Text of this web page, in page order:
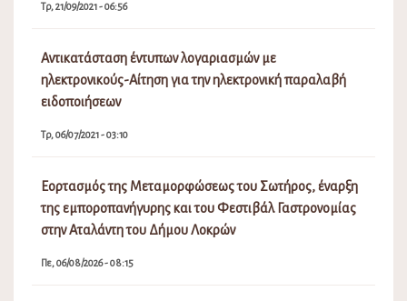
Τρ, 21/09/2021 - 06:56
Αντικατάσταση έντυπων λογαριασμών με
ηλεκτρονικούς-Αίτηση για την ηλεκτρονική παραλαβή
ειδοποιήσεων
Τρ, 06/07/2021 - 03:10
Εορτασμός της Μεταμορφώσεως του Σωτήρος, έναρξη
της εμποροπανήγυρης και του Φεστιβάλ Γαστρονομίας
στην Αταλάντη του Δήμου Λοκρών
Πε, 06/08/2026 - 08:15